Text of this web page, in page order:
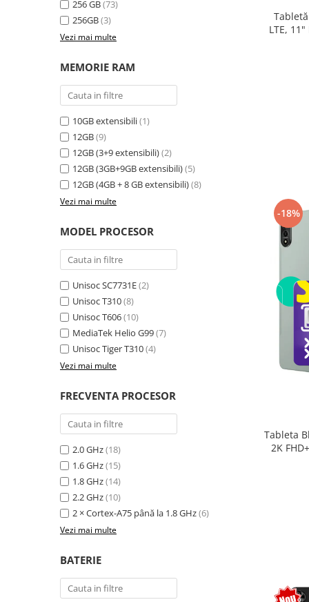
electrică portabile
Panouri solare portabile
Statii incarcare masini electrice
Media player cu Android
Produse resigilate
Termometre non contact
Aspiratoare robot, piese si accesorii
Piese de schimb telefoane mobile
256 GB(73)
256GB(3)
Vezi mai multe
MEMORIE RAM
10GB extensibili(1)
12GB(9)
12GB (3+9 extensibili)(2)
12GB (3GB+9GB extensibili)(5)
12GB (4GB + 8 GB extensibili)(8)
Vezi mai multe
MODEL PROCESOR
Unisoc SC7731E(2)
Unisoc T310(8)
Unisoc T606(10)
MediaTek Helio G99(7)
Unisoc Tiger T310(4)
Vezi mai multe
FRECVENTA PROCESOR
2.0 GHz(18)
1.6 GHz(15)
1.8 GHz(14)
2.2 GHz(10)
2 × Cortex-A75 până la 1.8 GHz(6)
Vezi mai multe
BATERIE
LTE, 11"
-18%
Tableta
2K